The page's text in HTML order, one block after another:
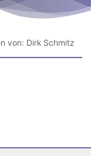
von: Dirk Schmitz